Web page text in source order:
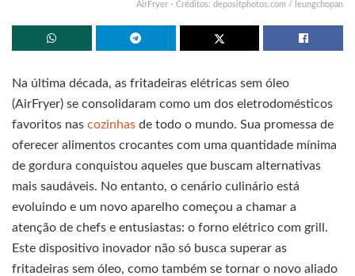
AirFryer - Créditos: depositphotos.com / leungchopan
Na última década, as fritadeiras elétricas sem óleo
(AirFryer) se consolidaram como um dos eletrodomésticos
favoritos nas cozinhas de todo o mundo. Sua promessa de
oferecer alimentos crocantes com uma quantidade mínima
de gordura conquistou aqueles que buscam alternativas
mais saudáveis. No entanto, o cenário culinário está
evoluindo e um novo aparelho começou a chamar a
atenção de chefs e entusiastas: o forno elétrico com grill.
Este dispositivo inovador não só busca superar as
fritadeiras sem óleo, como também se tornar o novo aliado